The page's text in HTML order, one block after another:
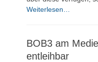
Weiterlesen…
BOB3 am
entleihbar